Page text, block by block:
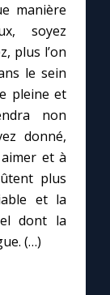
manière
soyez
plus l’on
le sein
pleine et
non
donné,
et à
plus
et la
dont la
(…)